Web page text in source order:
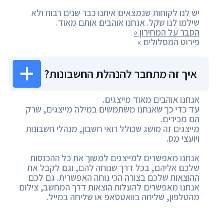
יש לנו לקוחות שנמצאים איתנו כבר שנים רבות ולא
שילמו לנו שקל. אנחנו אוהבים אותם מאוד.
הסבר על המחירון »
פירוט המסלולים »
איך זה מתחבר להנהלת החשבונות?
אנחנו אוהבים מאוד מייצגים.
עד כדי כך שאנחנו משתמשים במילה מייצגים, שרק
הם מכירים.
מייצגים זה מושג שכולל רואי חשבון, מנהלי חשבונות
ויועצי מס.
אנחנו מאפשרים למייצגים למשוך את כל ההכנסות
שלכם אליהם, בכל דרך שנוחה להם, וגם לקבל את
ההוצאות שלכם בצורה הכי נוחה האפשרית. גם לכם
אנחנו מאפשרים להעלות הוצאות דרך המחשב, צילום
מהטלפון, שליחה בוואטסאפ או שליחה במייל.